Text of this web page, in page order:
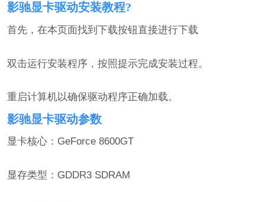
影驰显卡驱动安装教程?
首先，在本页面找到下载按钮直接进行下载
双击运行安装程序，按照提示完成安装过程。
重启计算机以确保驱动程序正确加载。
影驰显卡驱动参数
显卡核心：GeForce 8600GT
显存类型：GDDR3 SDRAM